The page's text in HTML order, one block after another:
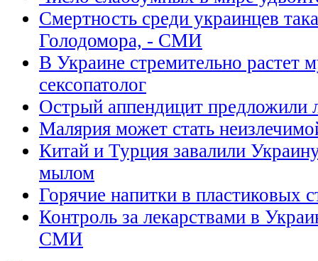
Смертность среди украинцев
Голодомора, - СМИ
В Украине стремительно растет
сексопатолог
Острый аппендицит предложили
Малярия может стать
Китай и Турция завалили
мылом
Горячие напитки в пластиковых
Контроль за лекарствами в
СМИ